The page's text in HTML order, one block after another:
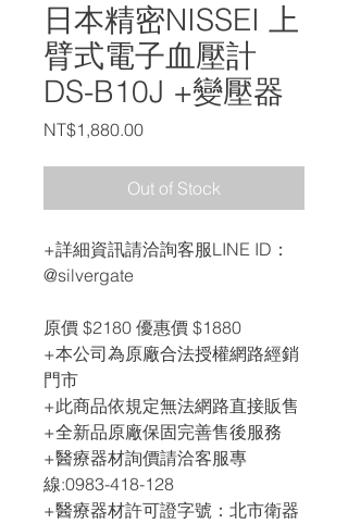
日本精密NISSEI 上
臂式電子血壓計
DS-B10J +變壓器
NT$1,880.00Price
Out of Stock
+詳細資訊請洽詢客服LINE ID：
@silvergate
原價 $2180 優惠價 $1880
+本公司為原廠合法授權網路經銷
門市
+此商品依規定無法網路直接販售
+全新品原廠保固完善售後服務
+醫療器材詢價請洽客服專
線:0983-418-128
+醫療器材許可證字號：北市衛器